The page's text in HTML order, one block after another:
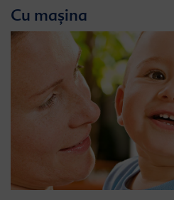
Cu mașina